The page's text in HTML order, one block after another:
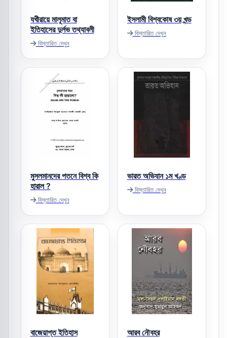
যখীরায়ে মালূমাত বা
ইতিহাসের দুর্লভ তথ্যাবলী
বিস্তারিত দেখুন
ইসলামী বিশ্বকোষ ৩য় খন্ড
বিস্তারিত দেখুন
মুসলমানদের পতনে বিশ্ব কি
হারাল ?
বিস্তারিত দেখুন
ভারত অভিযান ১ম খণ্ড
বিস্তারিত দেখুন
বাজেয়াপ্ত ইতিহাস আরব নৌবহর